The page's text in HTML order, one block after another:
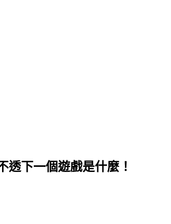
透下一個遊戲是什麼！